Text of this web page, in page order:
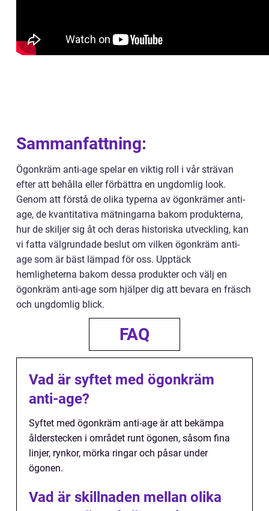
Sammanfattning:
Ögonkräm anti-age spelar en viktig roll i vår strävan
efter att behålla eller förbättra en ungdomlig look.
Genom att förstå de olika typerna av ögonkrämer anti-
age, de kvantitativa mätningarna bakom produkterna,
hur de skiljer sig åt och deras historiska utveckling, kan
vi fatta välgrundade beslut om vilken ögonkräm anti-
age som är bäst lämpad för oss. Upptäck
hemligheterna bakom dessa produkter och välj en
ögonkräm anti-age som hjälper dig att bevara en fräsch
och ungdomlig blick.
FAQ
Vad är syftet med ögonkräm
anti-age?
Syftet med ögonkräm anti-age är att bekämpa
ålderstecken i området runt ögonen, såsom fina
linjer, rynkor, mörka ringar och påsar under
ögonen.
Vad är skillnaden mellan olika